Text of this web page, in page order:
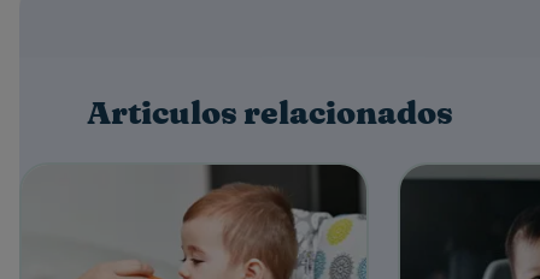
Escribe una reseña
Articulos relacionados